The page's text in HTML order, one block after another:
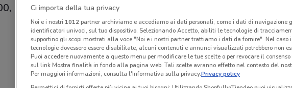
Ci importa della tua privacy
Noi e i nostri 1012partner archiviamo e accediamo ai dati personali, come i dati di navigazione
identificatori univoci, sul tuo dispositivo. Selezionando Accetto, abiliti le tecnologie di
supportino gli scopi mostrati alla voce "Noi e i nostri partner trattiamo i dati da fornire". Nel caso
tecnologie dovessero essere disabilitate, alcuni contenuti e annunci visualizzati potrebbero non
Puoi accedere nuovamente a questo menu per modificare le tue scelte o per revocare il
sul link Mostra finalità in fondo alla pagina web. Tali scelte avranno effetto nel contesto del
Per maggiori informazioni, consulta l'Informativa sulla privacy.Privacy policy